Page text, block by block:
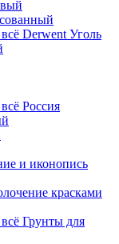
Derwent Уголь
Россия
и иконопись
красками
Грунты для